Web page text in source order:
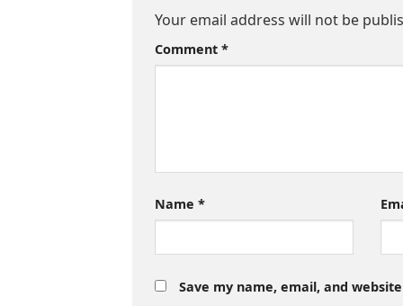
Your email address will not be
Comment *
Name *
Save my name, email, and